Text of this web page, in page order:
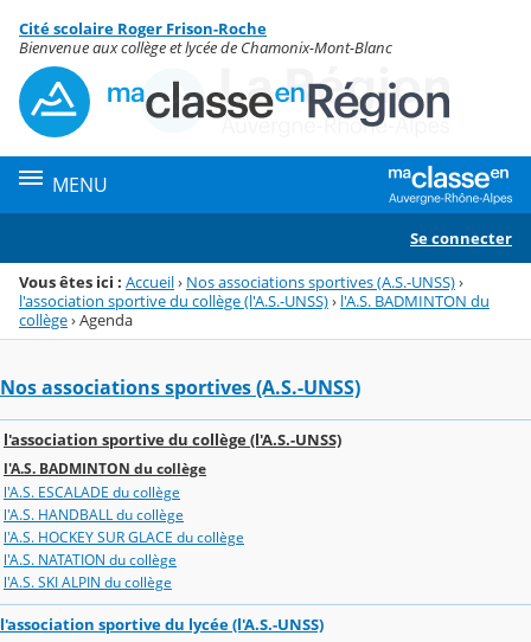
Menu de la rubrique
Contenu
Cité scolaire Roger Frison-Roche
Bienvenue aux collège et lycée de Chamonix-Mont-Blanc
MENU
Se connecter
Vous êtes ici : Accueil› Nos associations sportives (A.S.-UNSS)›
l'association sportive du collège (l'A.S.-UNSS)› l'A.S. BADMINTON du
collège›Agenda
Nos associations sportives (A.S.-UNSS)
l'association sportive du collège (l'A.S.-UNSS)
l'A.S. BADMINTON du collège
l'A.S. ESCALADE du collège
l'A.S. HANDBALL du collège
l'A.S. HOCKEY SUR GLACE du collège
l'A.S. NATATION du collège
l'A.S. SKI ALPIN du collège
l'association sportive du lycée (l'A.S.-UNSS)